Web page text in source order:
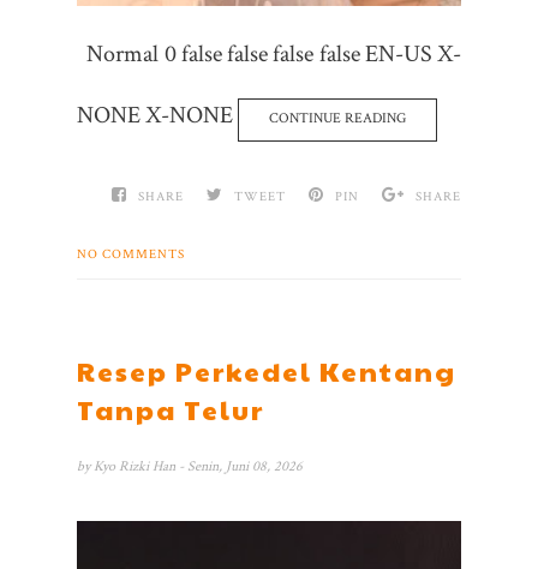
Normal 0 false false false false EN-US X-
NONE X-NONE
CONTINUE READING
SHARE TWEET PIN SHARE
NO COMMENTS
Resep Perkedel Kentang
Tanpa Telur
by Kyo Rizki Han - Senin, Juni 08, 2026